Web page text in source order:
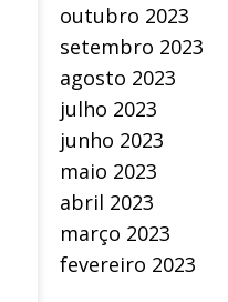
outubro 2023
setembro 2023
agosto 2023
julho 2023
junho 2023
maio 2023
abril 2023
março 2023
fevereiro 2023